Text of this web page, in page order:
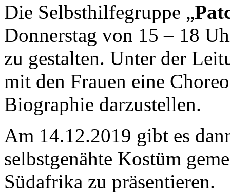
Die Selbsthilfegruppe „
Donnerstag von 15 – 18
zu gestalten. Unter der
mit den Frauen eine
Biographie darzustellen.
Am 14.12.2019 gibt es
selbstgenähte Kostüm
Südafrika zu präsentieren.